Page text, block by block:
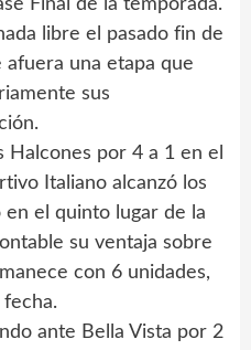
Final de la temporada.
libre el pasado fin de
afuera una etapa que
sus
Halcones por 4 a 1 en el
Italiano alcanzó los
el quinto lugar de la
su ventaja sobre
con 6 unidades,
ante Bella Vista por 2